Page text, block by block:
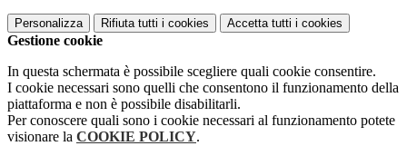
Personalizza Rifiuta tutti i cookies Accetta tutti i cookies
Gestione cookie
In questa schermata è possibile scegliere quali cookie consentire.
I cookie necessari sono quelli che consentono il funzionamento della
piattaforma e non è possibile disabilitarli.
Per conoscere quali sono i cookie necessari al funzionamento potete
visionare la COOKIE POLICY.